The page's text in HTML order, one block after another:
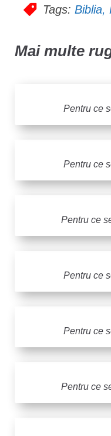
Tags: Biblia,
Mai multe
Pentru ce
Pentru ce
Pentru ce
Pentru ce
Pentru ce
Pentru ce